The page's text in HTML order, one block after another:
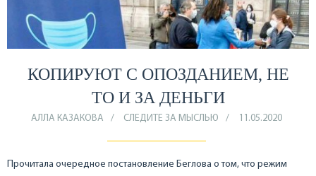
КОПИРУЮТ С ОПОЗДАНИЕМ, НЕ
ТО И ЗА ДЕНЬГИ
АЛЛА КАЗАКОВА СЛЕДИТЕ ЗА МЫСЛЬЮ 11.05.2020
Прочитала очередное постановление Беглова о том, что режим